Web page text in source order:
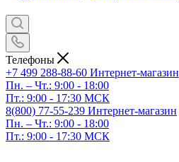
Телефоны
+7 499 288-88-60 Интернет-магазин
Пн. – Чт.: 9:00 - 18:00
Пт.: 9:00 - 17:30 МСК
8(800) 77-55-239 Интернет-магазин
Пн. – Чт.: 9:00 - 18:00
Пт.: 9:00 - 17:30 МСК